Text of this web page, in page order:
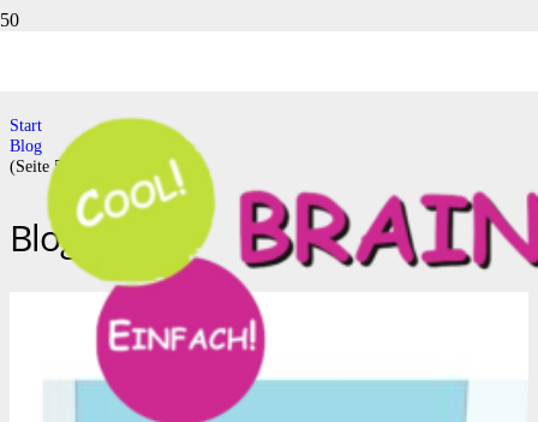
Start
Blog
(Seite 5)
Blog